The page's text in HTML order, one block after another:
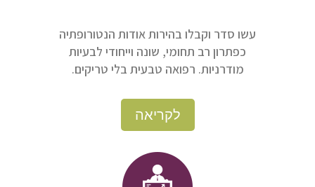
עשו סדר וקבלו בהירות אודות הנטורופתיה
כפתרון רב תחומי, שונה וייחודי לבעיות
מודרניות. רפואה טבעית בלי טריקים.
לקריאה